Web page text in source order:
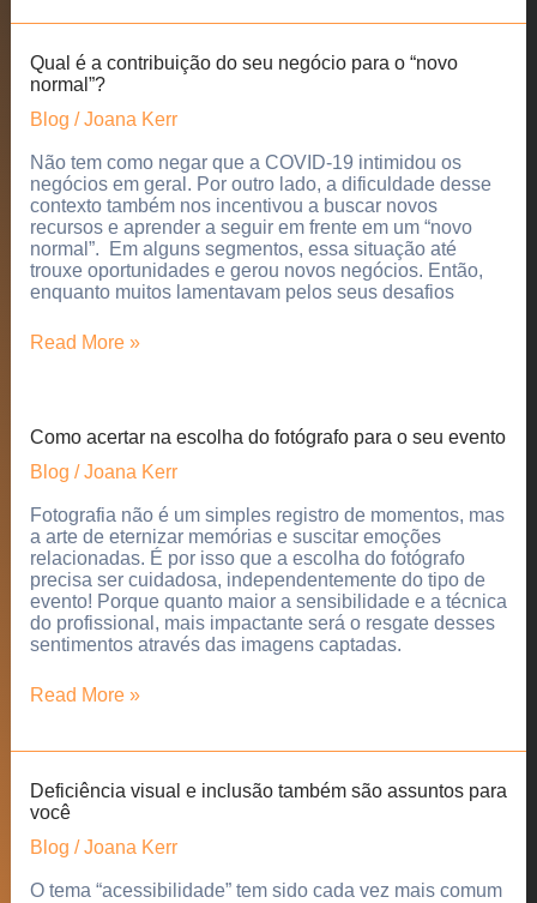
Dia
do
Amigo
e
porque
celebramos
Qual é a contribuição do seu negócio para o “novo
normal”?
Blog /Joana Kerr
Não tem como negar que a COVID-19 intimidou os
negócios em geral. Por outro lado, a dificuldade desse
contexto também nos incentivou a buscar novos
recursos e aprender a seguir em frente em um “novo
normal”. Em alguns segmentos, essa situação até
trouxe oportunidades e gerou novos negócios. Então,
enquanto muitos lamentavam pelos seus desafios
Qual
do
seu
negócio
o
“novo
normal”?
Read More »
Como acertar na escolha do fotógrafo para o seu evento
Blog / Joana Kerr
Fotografia não é um simples registro de momentos, mas
a arte de eternizar memórias e suscitar emoções
relacionadas. É por isso que a escolha do fotógrafo
precisa ser cuidadosa, independentemente do tipo de
evento! Porque quanto maior a sensibilidade e a técnica
do profissional, mais impactante será o resgate desses
sentimentos através das imagens captadas.
Como
do
fotógrafo
para
o
evento
Read More »
Deficiência visual e inclusão também são assuntos para
você
Blog /Joana Kerr
O tema “acessibilidade” tem sido cada vez mais comum